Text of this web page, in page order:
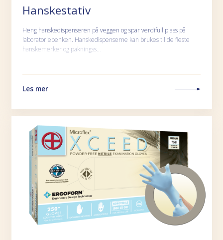
Hanskestativ
Heng hanskedispenseren på veggen og spar verdifull plass på
laboratoriebenken. Hanskedispenserne kan brukes til de fleste
hanskemerker og pakningss…
Les mer